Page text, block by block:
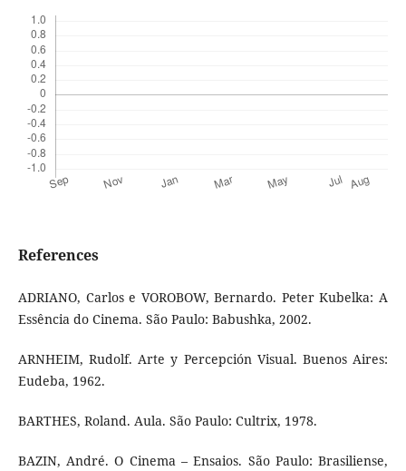
References
ADRIANO, Carlos e VOROBOW, Bernardo. Peter Kubelka: A
Essência do Cinema. São Paulo: Babushka, 2002.
ARNHEIM, Rudolf. Arte y Percepción Visual. Buenos Aires:
Eudeba, 1962.
BARTHES, Roland. Aula. São Paulo: Cultrix, 1978.
BAZIN, André. O Cinema – Ensaios. São Paulo: Brasiliense,